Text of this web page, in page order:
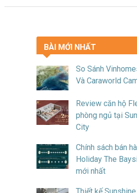
BÀI MỚI NHẤT
So Sánh
Và Caraworld
Review căn hộ
phòng ngủ tại
City
Chính sách bán
Holiday The
mới nhất